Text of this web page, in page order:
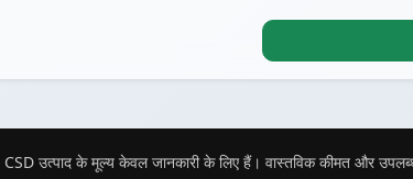
CSD उत्पाद के मूल्य केवल जानकारी के लिए हैं। वास्तविक कीमत और